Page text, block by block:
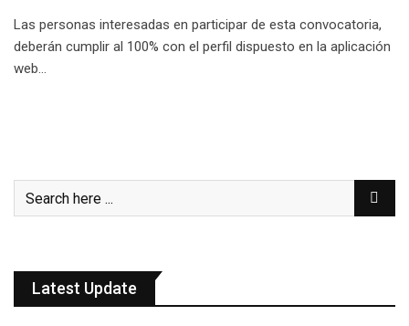
Las personas interesadas en participar de esta convocatoria,
deberán cumplir al 100% con el perfil dispuesto en la aplicación
web…
Latest Update